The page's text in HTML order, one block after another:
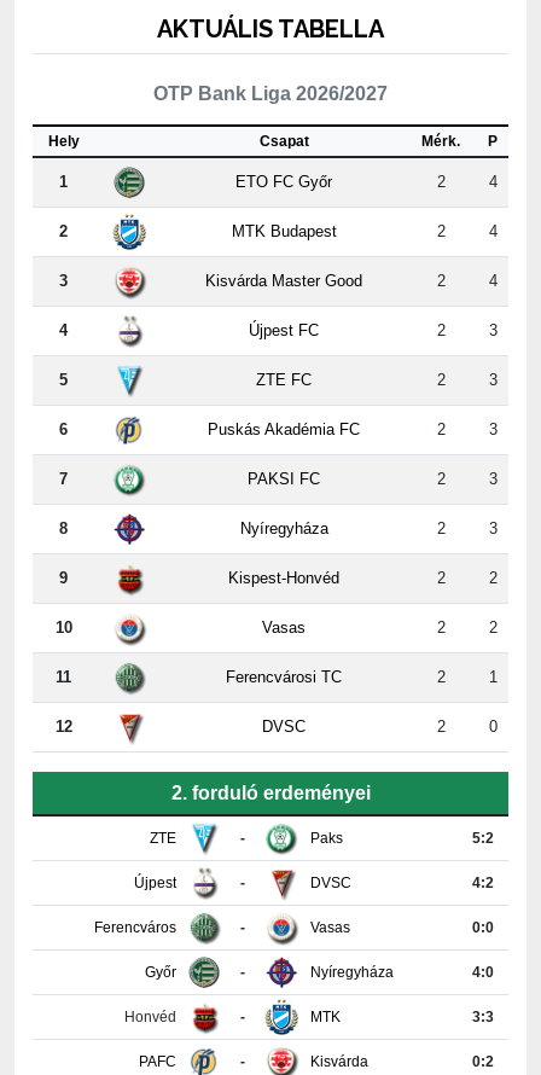
OTP Bank Liga 2026/2027
Csapat
1 ETO FC Győr 2 4
2 MTK Budapest 2 4
3 Kisvárda Master Good 2 4
4 Újpest FC 2 3
5 ZTE FC 2 3
6 Puskás Akadémia FC 2 3
7 PAKSI FC 2 3
8 Nyíregyháza 2 3
9 Kispest-Honvéd 2 2
10 Vasas 2 2
11 Ferencvárosi TC 2 1
12 DVSC 2 0
ZTE - Paks
Újpest DVSC 4:2
Ferencváros Vasas 0:0
Győr Nyíregyháza 4:0
Honvéd MTK 3:3
PAFC Kisvárda 0:2
Részletes tabella